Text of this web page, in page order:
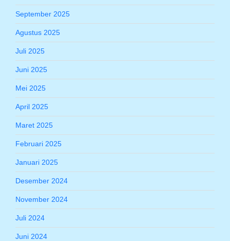
September 2025
Agustus 2025
Juli 2025
Juni 2025
Mei 2025
April 2025
Maret 2025
Februari 2025
Januari 2025
Desember 2024
November 2024
Juli 2024
Juni 2024